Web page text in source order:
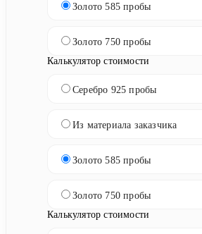
Золото 585 пробы
Золото 750 пробы
Калькулятор стоимости
Серебро 925 пробы
Из материала заказчика
Золото 585 пробы
Золото 750 пробы
Калькулятор стоимости